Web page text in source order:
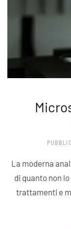
La moderna
di quanto non
trattamenti e